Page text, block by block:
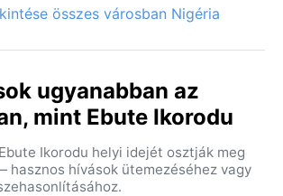
összes városban Nigéria
ugyanabban az
mint Ebute Ikorodu
Ikorodu helyi idejét osztják meg
hasznos hívások ütemezéséhez vagy